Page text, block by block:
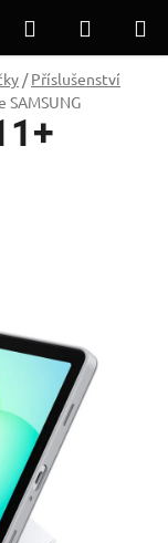
Hledat
KOŠÍK
/ Příslušenství
SAMSUNG